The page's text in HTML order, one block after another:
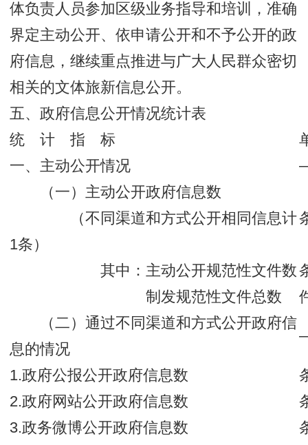
体负责人员参加区级业务指导和培训，准确
界定主动公开、依申请公开和不予公开的政
府信息，继续重点推进与广大人民群众密切
相关的文体旅新信息公开。
五、政府信息公开情况统计表
统 计 指 标
一、主动公开情况
（一）主动公开政府信息数
（不同渠道和方式公开相同信息计
1条）
其中：主动公开规范性文件数
制发规范性文件总数
（二）通过不同渠道和方式公开政府信
息的情况
1.政府公报公开政府信息数
2.政府网站公开政府信息数
3.政务微博公开政府信息数